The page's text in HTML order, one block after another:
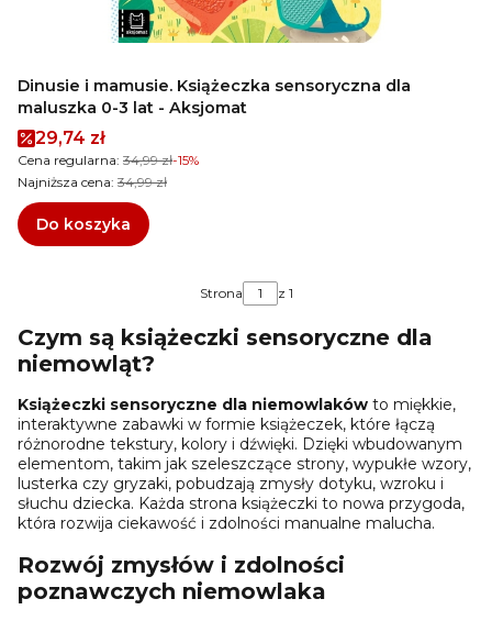
Dinusie i mamusie. Książeczka sensoryczna dla
maluszka 0-3 lat - Aksjomat
Cena promocyjna
29,74 zł
Cena regularna: 34,99 zł-15%
Najniższa cena: 34,99 zł
Do koszyka
Strona z 1
Czym są książeczki sensoryczne dla
niemowląt?
Książeczki sensoryczne dla niemowlaków to miękkie,
interaktywne zabawki w formie książeczek, które łączą
różnorodne tekstury, kolory i dźwięki. Dzięki wbudowanym
elementom, takim jak szeleszczące strony, wypukłe wzory,
lusterka czy gryzaki, pobudzają zmysły dotyku, wzroku i
słuchu dziecka. Każda strona książeczki to nowa przygoda,
która rozwija ciekawość i zdolności manualne malucha.
Rozwój zmysłów i zdolności
poznawczych niemowlaka